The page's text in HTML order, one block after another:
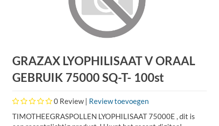
GRAZAX LYOPHILISAAT V ORAAL
GEBRUIK 75000 SQ-T- 100st
0 Review | Review toevoegen
TIMOTHEEGRASPOLLEN LYOPHILISAAT 75000E , dit is